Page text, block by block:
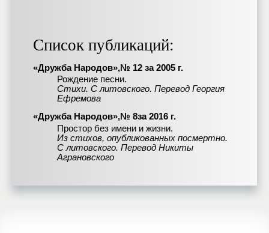
Список публикаций:
«Дружба Народов»,№ 12 за 2005 г.
Рождение песни.
Стихи. С литовского. Перевод Георгия
Ефремова
«Дружба Народов»,№ 8за 2016 г.
Простор без имени и жизни.
Из стихов, опубликованных посмертно.
С литовского. Перевод Никиты
Аграновского